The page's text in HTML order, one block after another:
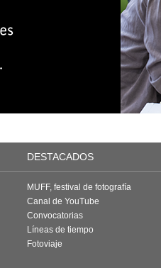
DESTACADOS
MUFF, festival de fotografía
Canal de YouTube
Convocatorias
Líneas de tiempo
Fotoviaje